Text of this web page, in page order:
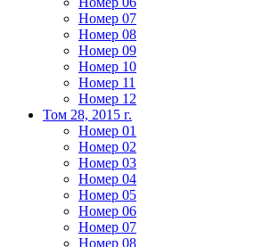
Номер 07
Номер 08
Номер 09
Номер 10
Номер 11
Номер 12
Том 28, 2015 г.
Номер 01
Номер 02
Номер 03
Номер 04
Номер 05
Номер 06
Номер 07
Номер 08